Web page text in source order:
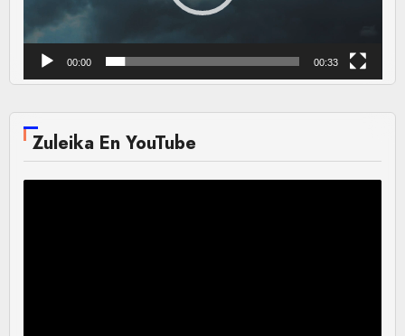
00:00 00:33
Zuleika En YouTube